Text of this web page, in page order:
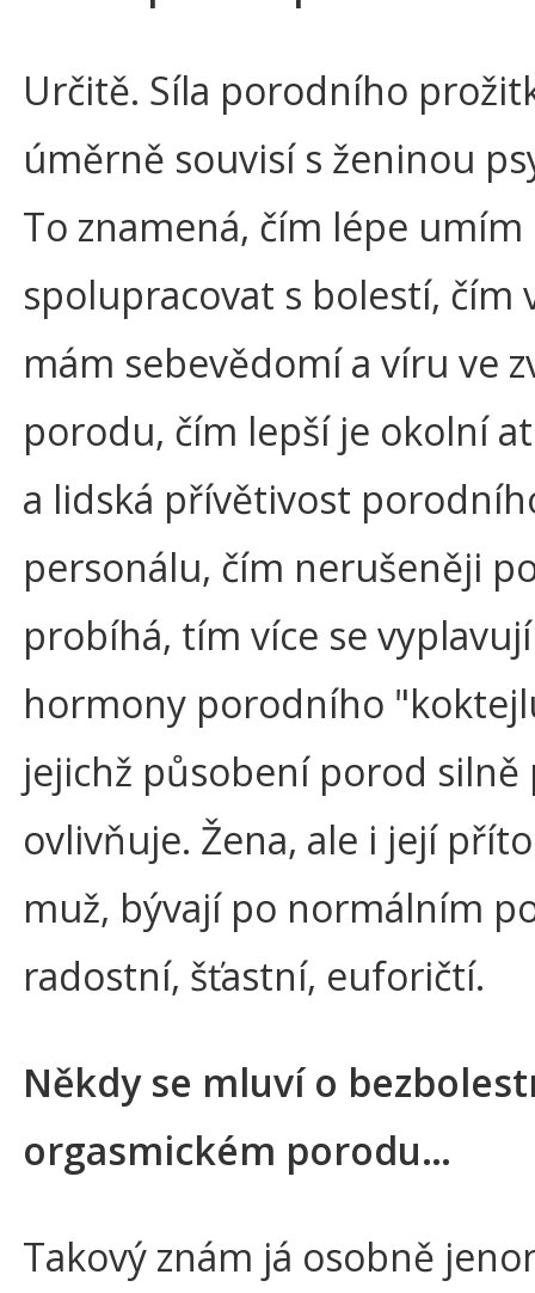
Určitě. Síla porodního
úměrně souvisí s ženinou
To znamená, čím lépe umím
spolupracovat s bolestí, čím
mám sebevědomí a víru ve
porodu, čím lepší je okolní
a lidská přívětivost
personálu, čím nerušeněji
probíhá, tím více se vyplavují
hormony porodního
jejichž působení porod silně
ovlivňuje. Žena, ale i její
muž, bývají po normálním
radostní, šťastní, euforičtí.
Někdy se mluví o
orgasmickém porodu…
Takový znám já osobně